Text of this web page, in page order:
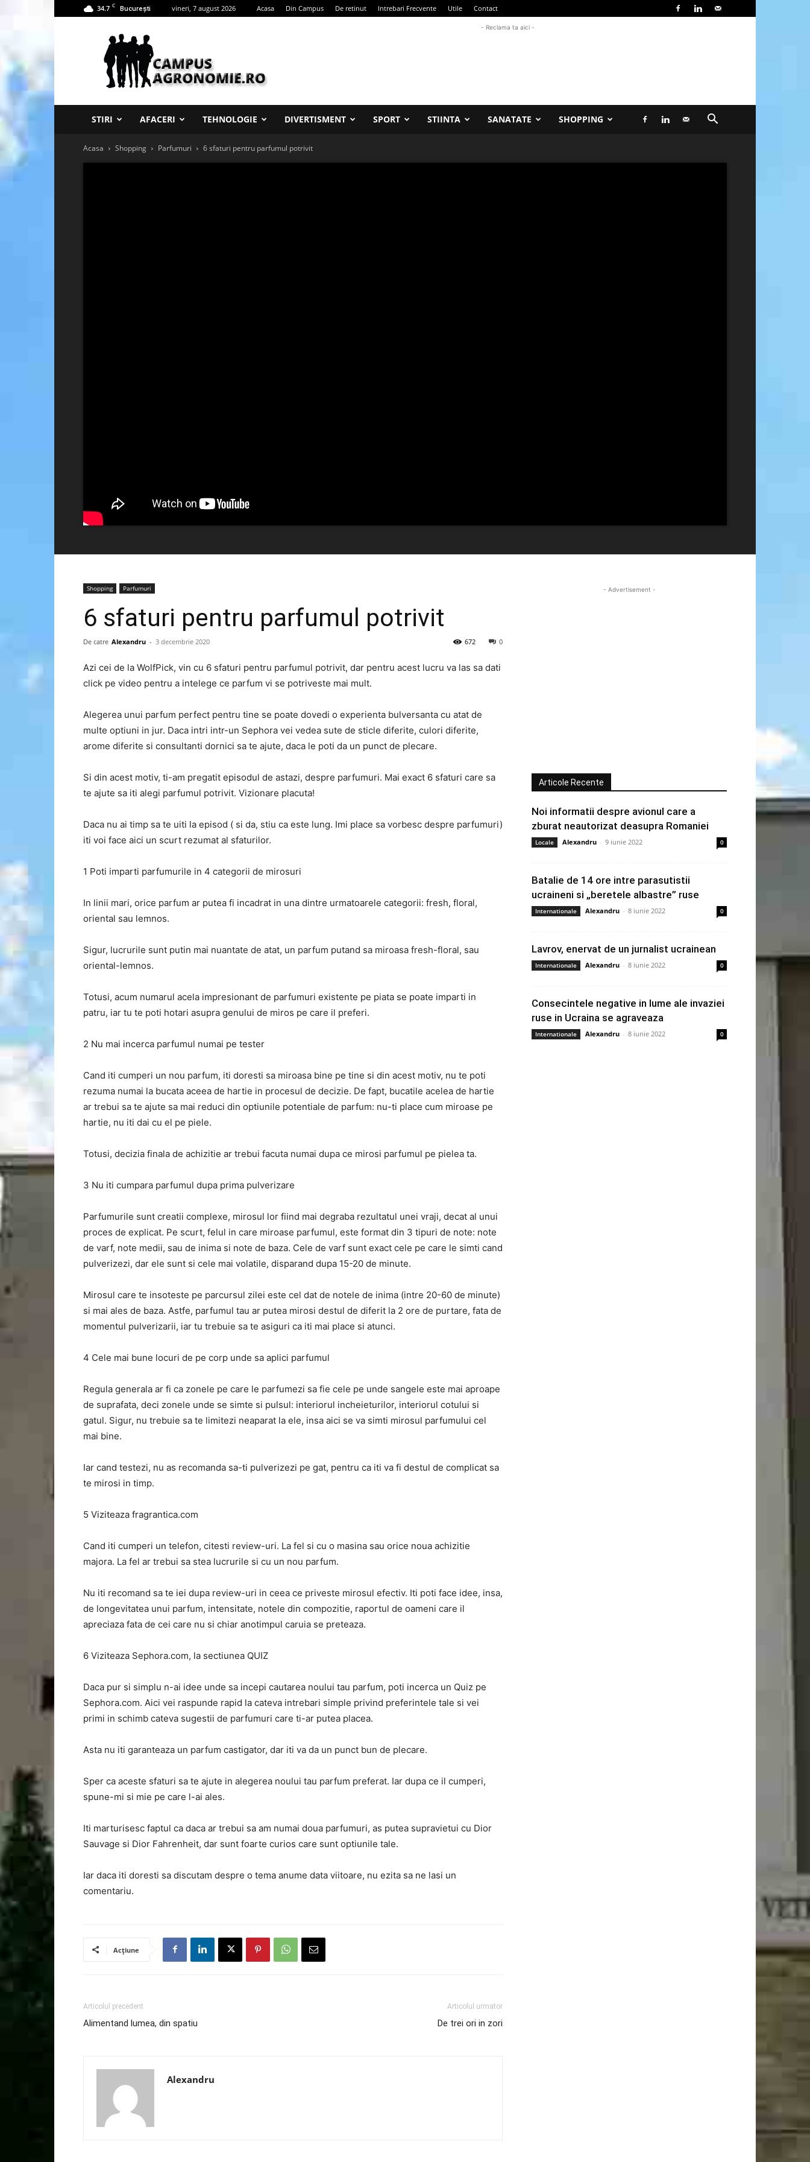
34.7 C București vineri, 7 august 2026 Acasa Din Campus De retinut Intrebari Frecvente Utile Contact
Campus
Agronomie
- Reclama ta aici -
STIRI AFACERI TEHNOLOGIE DIVERTISMENT SPORT STIINTA SANATATE SHOPPING
Acasa Shopping Parfumuri 6 sfaturi pentru parfumul potrivit
Shopping Parfumuri
6 sfaturi pentru parfumul potrivit
De catre Alexandru - 3 decembrie 2020 0
672
Azi cei de la WolfPick, vin cu 6 sfaturi pentru parfumul potrivit, dar pentru acest lucru va las sa dati
click pe video pentru a intelege ce parfum vi se potriveste mai mult.
Alegerea unui parfum perfect pentru tine se poate dovedi o experienta bulversanta cu atat de
multe optiuni in jur. Daca intri intr-un Sephora vei vedea sute de sticle diferite, culori diferite,
arome diferite si consultanti dornici sa te ajute, daca le poti da un punct de plecare.
Si din acest motiv, ti-am pregatit episodul de astazi, despre parfumuri. Mai exact 6 sfaturi care sa
te ajute sa iti alegi parfumul potrivit. Vizionare placuta!
Daca nu ai timp sa te uiti la episod ( si da, stiu ca este lung. Imi place sa vorbesc despre parfumuri)
iti voi face aici un scurt rezumat al sfaturilor.
1 Poti imparti parfumurile in 4 categorii de mirosuri
In linii mari, orice parfum ar putea fi incadrat in una dintre urmatoarele categorii: fresh, floral,
oriental sau lemnos.
Sigur, lucrurile sunt putin mai nuantate de atat, un parfum putand sa miroasa fresh-floral, sau
oriental-lemnos.
Totusi, acum numarul acela impresionant de parfumuri existente pe piata se poate imparti in
patru, iar tu te poti hotari asupra genului de miros pe care il preferi.
2 Nu mai incerca parfumul numai pe tester
Cand iti cumperi un nou parfum, iti doresti sa miroasa bine pe tine si din acest motiv, nu te poti
rezuma numai la bucata aceea de hartie in procesul de decizie. De fapt, bucatile acelea de hartie
ar trebui sa te ajute sa mai reduci din optiunile potentiale de parfum: nu-ti place cum miroase pe
hartie, nu iti dai cu el pe piele.
Totusi, decizia finala de achizitie ar trebui facuta numai dupa ce mirosi parfumul pe pielea ta.
3 Nu iti cumpara parfumul dupa prima pulverizare
Parfumurile sunt creatii complexe, mirosul lor fiind mai degraba rezultatul unei vraji, decat al unui
proces de explicat. Pe scurt, felul in care miroase parfumul, este format din 3 tipuri de note: note
de varf, note medii, sau de inima si note de baza. Cele de varf sunt exact cele pe care le simti cand
pulverizezi, dar ele sunt si cele mai volatile, disparand dupa 15-20 de minute.
Mirosul care te insoteste pe parcursul zilei este cel dat de notele de inima (intre 20-60 de minute)
si mai ales de baza. Astfe, parfumul tau ar putea mirosi destul de diferit la 2 ore de purtare, fata de
momentul pulverizarii, iar tu trebuie sa te asiguri ca iti mai place si atunci.
4 Cele mai bune locuri de pe corp unde sa aplici parfumul
Regula generala ar fi ca zonele pe care le parfumezi sa fie cele pe unde sangele este mai aproape
de suprafata, deci zonele unde se simte si pulsul: interiorul incheieturilor, interiorul cotului si
gatul. Sigur, nu trebuie sa te limitezi neaparat la ele, insa aici se va simti mirosul parfumului cel
mai bine.
Iar cand testezi, nu as recomanda sa-ti pulverizezi pe gat, pentru ca iti va fi destul de complicat sa
te mirosi in timp.
5 Viziteaza fragrantica.com
Cand iti cumperi un telefon, citesti review-uri. La fel si cu o masina sau orice noua achizitie
majora. La fel ar trebui sa stea lucrurile si cu un nou parfum.
Nu iti recomand sa te iei dupa review-uri in ceea ce priveste mirosul efectiv. Iti poti face idee, insa,
de longevitatea unui parfum, intensitate, notele din compozitie, raportul de oameni care il
apreciaza fata de cei care nu si chiar anotimpul caruia se preteaza.
6 Viziteaza Sephora.com, la sectiunea QUIZ
Daca pur si simplu n-ai idee unde sa incepi cautarea noului tau parfum, poti incerca un Quiz pe
Sephora.com. Aici vei raspunde rapid la cateva intrebari simple privind preferintele tale si vei
primi in schimb cateva sugestii de parfumuri care ti-ar putea placea.
Asta nu iti garanteaza un parfum castigator, dar iti va da un punct bun de plecare.
Sper ca aceste sfaturi sa te ajute in alegerea noului tau parfum preferat. Iar dupa ce il cumperi,
spune-mi si mie pe care l-ai ales.
Iti marturisesc faptul ca daca ar trebui sa am numai doua parfumuri, as putea supravietui cu Dior
Sauvage si Dior Fahrenheit, dar sunt foarte curios care sunt optiunile tale.
Iar daca iti doresti sa discutam despre o tema anume data viitoare, nu ezita sa ne lasi un
comentariu.
Acțiune
Articolul precedent
Alimentand lumea, din spatiu
Articolul urmator
De trei ori in zori
Alexandru
- Advertisement -
Articole Recente
Noi informatii despre avionul care a
zburat neautorizat deasupra Romaniei
Locale Alexandru - 9 iunie 2022 0
Batalie de 14 ore intre parasutistii
ucraineni si „beretele albastre” ruse
Internationale Alexandru - 8 iunie 2022 0
Lavrov, enervat de un jurnalist ucrainean
Internationale Alexandru - 8 iunie 2022 0
Consecintele negative in lume ale invaziei
ruse in Ucraina se agraveaza
Internationale Alexandru - 8 iunie 2022 0